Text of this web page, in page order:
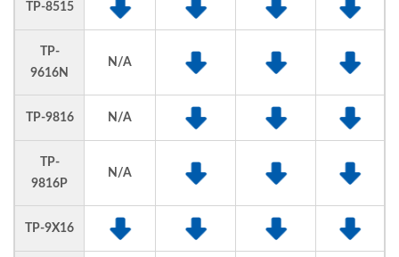
TP-8515
TP-
9616N
N/A
TP-9816 N/A
TP-
9816P
N/A
TP-9X16